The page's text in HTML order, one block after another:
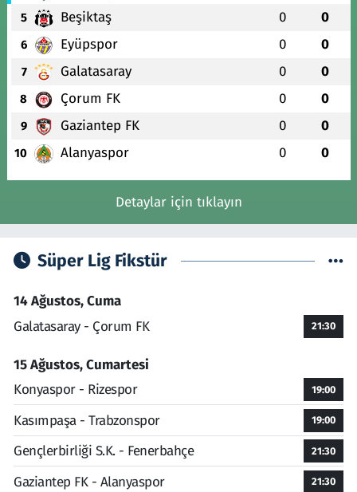
5 Beşiktaş 0 0
6 Eyüpspor 0 0
7 Galatasaray 0 0
8 Çorum FK 0 0
9 Gaziantep FK 0 0
10 Alanyaspor 0 0
Detaylar için tıklayın
Süper Lig Fikstür
14 Ağustos, Cuma
Galatasaray - Çorum FK
21:30
15 Ağustos, Cumartesi
Konyaspor - Rizespor
19:00
Kasımpaşa - Trabzonspor 19:00
Gençlerbirliği S.K. - Fenerbahçe 21:30
Gaziantep FK - Alanyaspor 21:30